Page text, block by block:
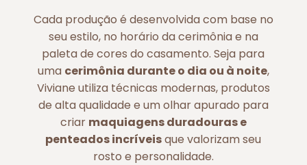
Cada produção é desenvolvida com base no
seu estilo, no horário da cerimônia e na
paleta de cores do casamento. Seja para
uma cerimônia durante o dia ou à noite,
Viviane utiliza técnicas modernas, produtos
de alta qualidade e um olhar apurado para
criar maquiagens duradouras e
penteados incríveisque valorizam seu
rosto e personalidade.